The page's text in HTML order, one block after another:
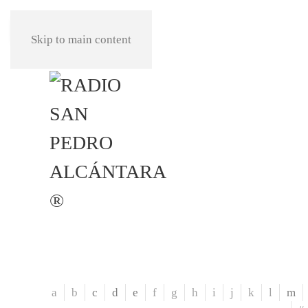
Skip to main content
a b c d e f g h i j k l m